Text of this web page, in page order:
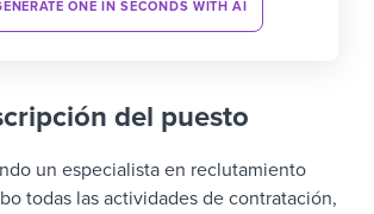
ONE IN SECONDS WITH AI
del puesto
un especialista en reclutamiento
todas las actividades de contratación,